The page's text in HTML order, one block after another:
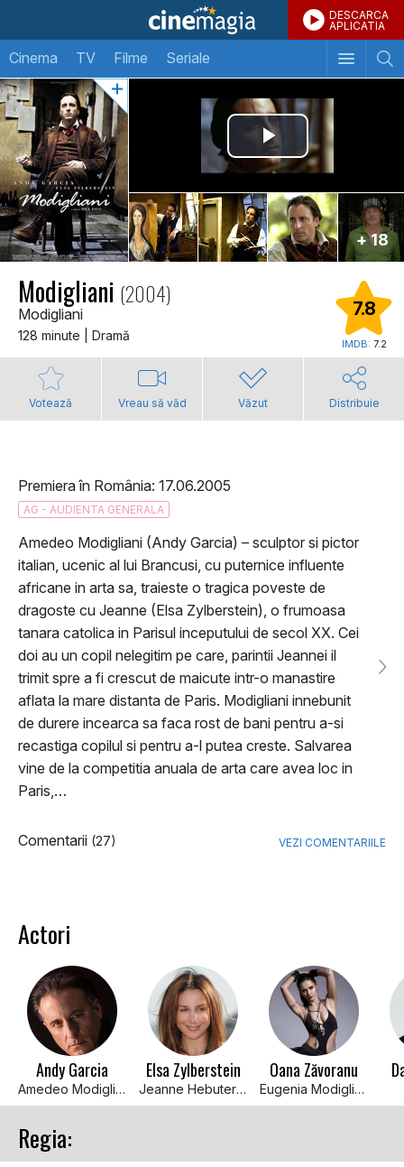
DESCARCA
APLICATIA
Cinema TV Filme Seriale
+ 18
Modigliani (2004)
Modigliani
128 minute | Dramă
7.8
IMDB: 7.2
Votează Vreau să văd Văzut Distribuie
Premiera în România: 17.06.2005
AG - AUDIENTA GENERALA
Amedeo Modigliani (Andy Garcia) – sculptor si pictor
italian, ucenic al lui Brancusi, cu puternice influente
africane in arta sa, traieste o tragica poveste de
dragoste cu Jeanne (Elsa Zylberstein), o frumoasa
tanara catolica in Parisul inceputului de secol XX. Cei
doi au un copil nelegitim pe care, parintii Jeannei il
trimit spre a fi crescut de maicute intr-o manastire
aflata la mare distanta de Paris. Modigliani innebunit
de durere incearca sa faca rost de bani pentru a-si
recastiga copilul si pentru a-l putea creste. Salvarea
vine de la competitia anuala de arta care avea loc in
Paris,…
Comentarii (27) VEZI COMENTARIILE
Actori
Andy Garcia
Amedeo Modigliani
Elsa Zylberstein
Jeanne Hebuterne
Oana Zăvoranu
Eugenia Modigliani
Regia: